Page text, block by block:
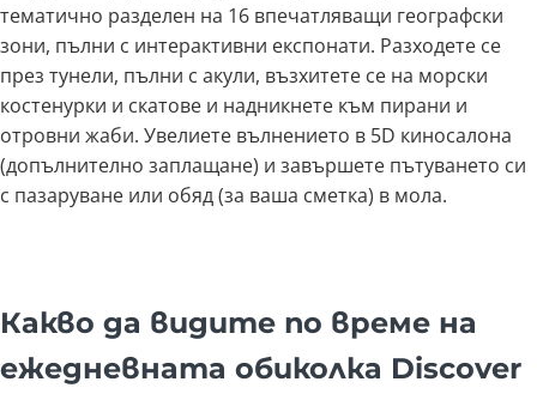
тематично разделен на 16 впечатляващи географски
зони, пълни с интерактивни експонати. Разходете се
през тунели, пълни с акули, възхитете се на морски
костенурки и скатове и надникнете към пирани и
отровни жаби. Увелиете вълнението в 5D киносалона
(допълнително заплащане) и завършете пътуването си
с пазаруване или обяд (за ваша сметка) в мола.
Какво да видите по време на
ежедневната обиколка Discover